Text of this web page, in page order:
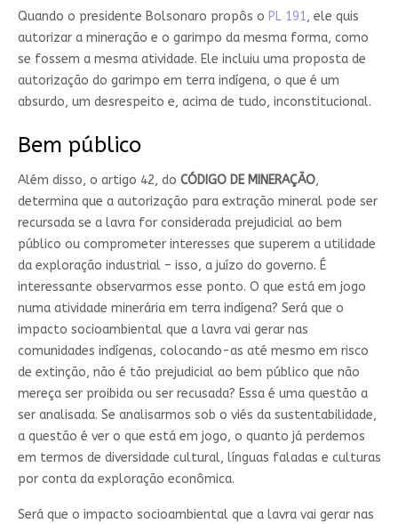
Quando o presidente Bolsonaro propôs o PL 191, ele quis
autorizar a mineração e o garimpo da mesma forma, como
se fossem a mesma atividade. Ele incluiu uma proposta de
autorização do garimpo em terra indígena, o que é um
absurdo, um desrespeito e, acima de tudo, inconstitucional.
Bem público
Além disso, o artigo 42, do CÓDIGO DE MINERAÇÃO,
determina que a autorização para extração mineral pode ser
recursada se a lavra for considerada prejudicial ao bem
público ou comprometer interesses que superem a utilidade
da exploração industrial – isso, a juízo do governo. É
interessante observarmos esse ponto. O que está em jogo
numa atividade minerária em terra indígena? Será que o
impacto socioambiental que a lavra vai gerar nas
comunidades indígenas, colocando-as até mesmo em risco
de extinção, não é tão prejudicial ao bem público que não
mereça ser proibida ou ser recusada? Essa é uma questão a
ser analisada. Se analisarmos sob o viés da sustentabilidade,
a questão é ver o que está em jogo, o quanto já perdemos
em termos de diversidade cultural, línguas faladas e culturas
por conta da exploração econômica.
Será que o impacto socioambiental que a lavra vai gerar nas